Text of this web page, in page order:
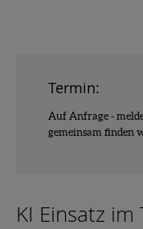
Termin:
Auf Anfrage -
gemeinsam finden
KI Einsatz im